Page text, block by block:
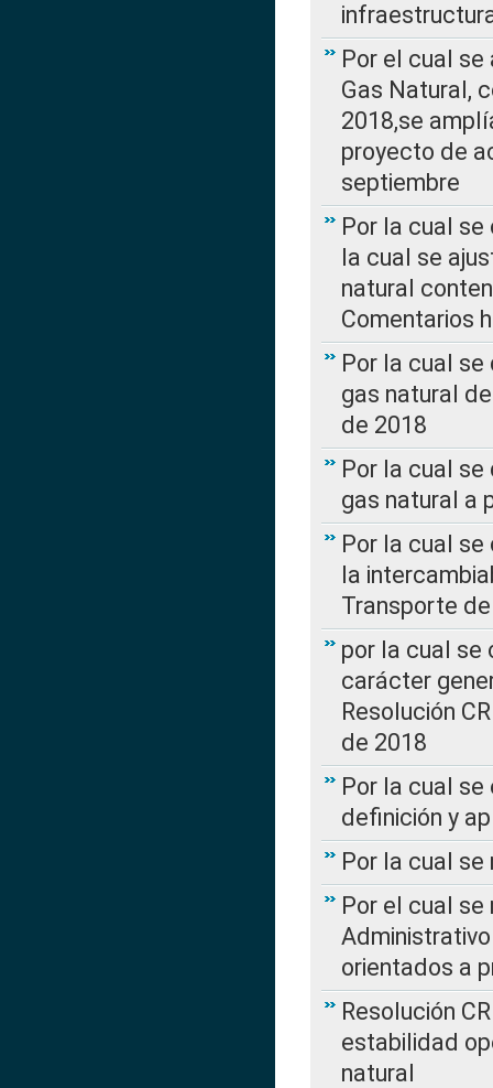
Por el cual
Gas Natural,
2018,se
proyecto de
septiembre
Por la cual se
la cual se
natural
Comentarios
Por la cual
gas natural
de 2018
Por la cual
gas natural a
Por la cual
la
Transporte
por la cual se
carácter
Resolución
de 2018
Por la cual
definición y
Por la cual
Por el cual
orientados a
Resolución
estabilidad
natural